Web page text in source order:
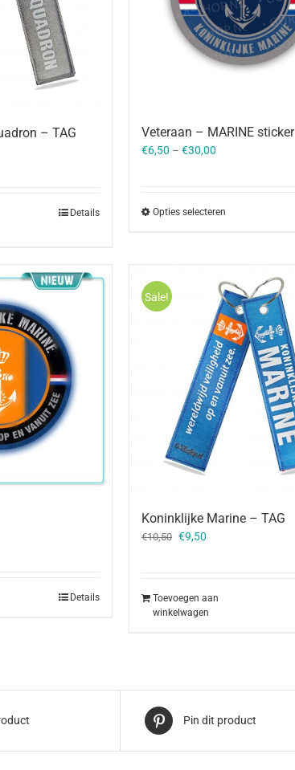
– TAG
Details
Veteraan – MARINE sticker
€6,50 – €30,00
Opties selecteren
Details
Sale!
Koninklijke Marine – TAG
€10,50 Oorspronkelijke
€9,50
Toevoegen aan
winkelwagen
Pin dit product